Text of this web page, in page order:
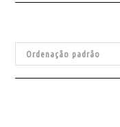
Ordenação padrão